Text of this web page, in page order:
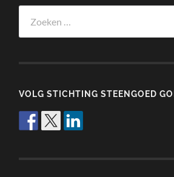
naar:
VOLG STICHTING STEENGOED